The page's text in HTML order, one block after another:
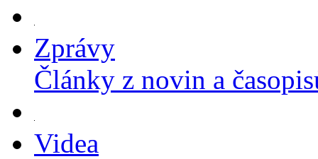
Zprávy
Články z novin a
Videa